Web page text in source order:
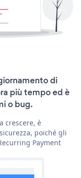
di
più tempo ed è
o bug.
crescere, è
poiché gli
Payment